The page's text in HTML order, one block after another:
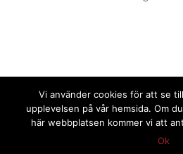
Vi använder cookies för att se
upplevelsen på vår hemsida. Om
här webbplatsen kommer vi att
Ok